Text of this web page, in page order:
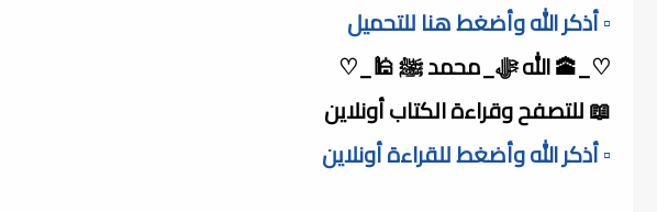
▫️ أذكر الله وأضغط هنا للتحميل
♡_🕋 الله ﷻ_محمد ﷺ 🕌_♡
📖 للتصفح وقراءة الكتاب أونلاين
▫️ أذكر الله وأضغط للقراءة أونلاين